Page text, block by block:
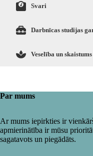
Svari
Darbnīcas studijas
Veselība un skaistums
Par mums
Ar mums iepirkties ir
apmierinātība ir mūsu
sagatavots un piegādāts.